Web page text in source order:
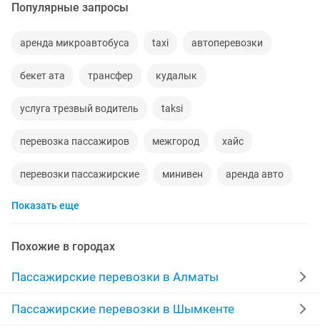
Популярные запросы
аренда микроавтобуса taxi автоперевозки
бекет ата трансфер кудалык
услуга трезвый водитель taksi
перевозка пассажиров межгород хайс
перевозки пассажирские минивен аренда авто
водители
пассажирские услуги аренда авто водителем
услуги перевозки доставка
Показать еще
Похожие в городах
Пассажирские перевозки в Алматы
Пассажирские перевозки в Шымкенте